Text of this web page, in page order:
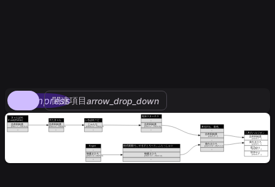
compress
関連項目arrow_drop_down